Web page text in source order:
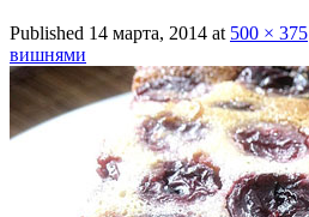
Published 14 марта, 2014 at 500 × 375
вишнями